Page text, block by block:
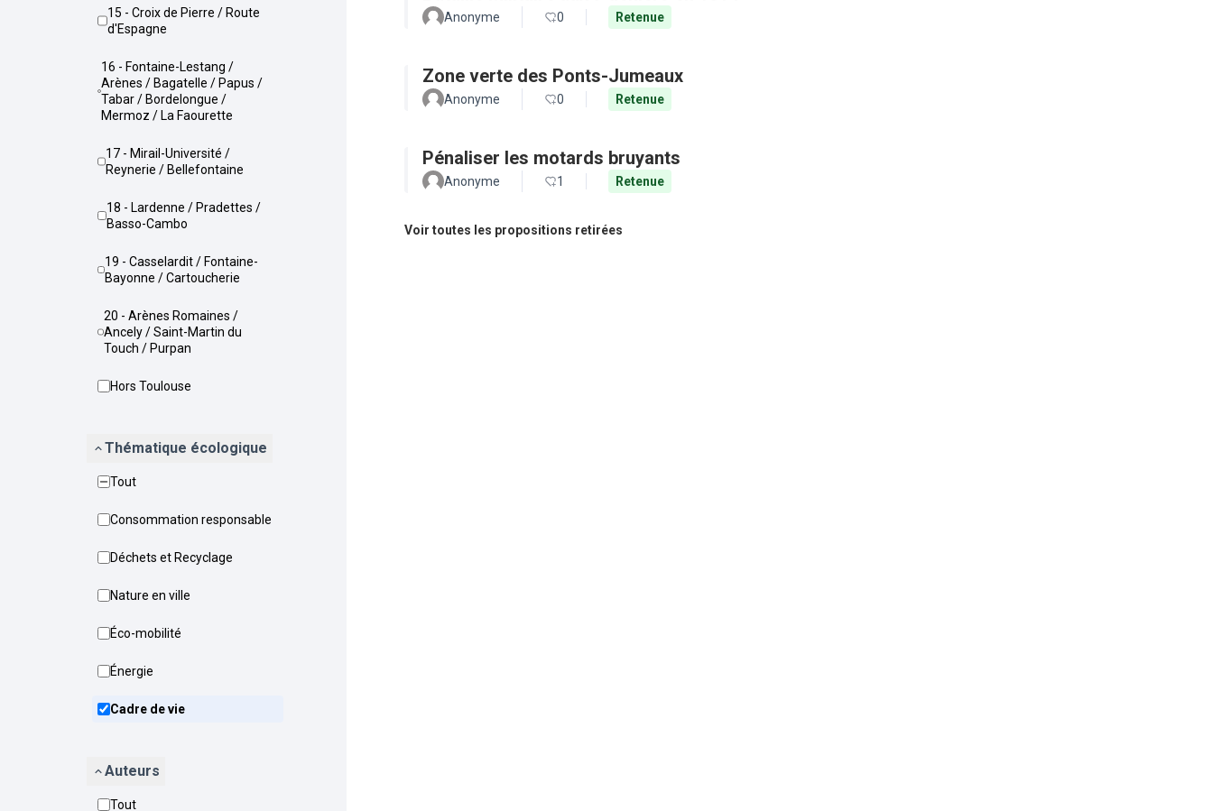
15 - Croix de Pierre / Route
d'Espagne
16 - Fontaine-Lestang /
Arènes / Bagatelle / Papus /
Tabar / Bordelongue /
Mermoz / La Faourette
17 - Mirail-Université /
Reynerie / Bellefontaine
18 - Lardenne / Pradettes /
Basso-Cambo
19 - Casselardit / Fontaine-
Bayonne / Cartoucherie
20 - Arènes Romaines /
Ancely / Saint-Martin du
Touch / Purpan
Hors Toulouse
Thématique écologique
Tout
Consommation responsable
Déchets et Recyclage
Nature en ville
Éco-mobilité
Énergie
Cadre de vie
Auteurs
Tout
Anonyme 0 Retenue
Zone verte des Ponts-Jumeaux
Anonyme 0 Retenue
Pénaliser les motards bruyants
Anonyme 1 Retenue
Voir toutes les propositions retirées